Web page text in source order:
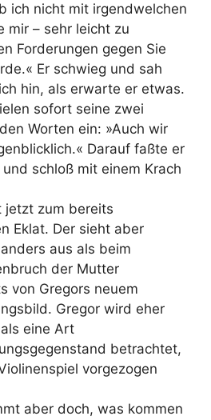
ich nicht mit irgendwelchen
mir – sehr leicht zu
Forderungen gegen Sie
Er schwieg und sah
hin, als erwarte er etwas.
sofort seine zwei
Worten ein: »Auch wir
Darauf faßte er
schloß mit einem Krach
jetzt zum bereits
Eklat. Der sieht aber
aus als beim
der Mutter
von Gregors neuem
Gregor wird eher
eine Art
betrachtet,
vorgezogen
aber doch, was kommen